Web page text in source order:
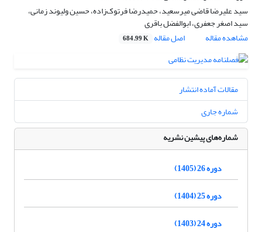
سید علیرضا قاضی میرسعید، حمیدرضا فرتوک‌زاده، حسین ولیوند‌ زمانی،
سید اصغر جعفری، ابوالفضل باقری
مشاهده مقاله
اصل مقاله 684.99 K
مقالات آماده انتشار
شماره جاری
شماره‌های پیشین نشریه
دوره 26 (1405)
دوره 25 (1404)
دوره 24 (1403)